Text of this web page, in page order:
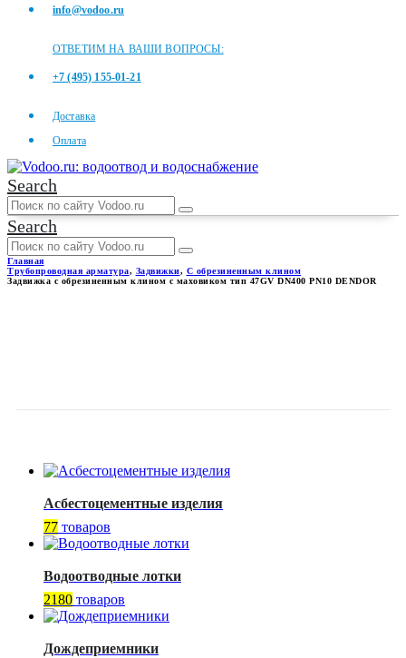
info@vodoo.ru
ОТВЕТИМ НА ВАШИ ВОПРОСЫ:
+7 (495) 155-01-21
Доставка
Оплата
Search
Search
Главная
Трубопроводная арматура, Задвижки, С обрезиненным клином
Задвижка с обрезиненным клином с маховиком тип 47GV DN400 PN10 DENDOR
Асбестоцементные изделия
77 товаров
Водоотводные лотки
2180 товаров
Дождеприемники